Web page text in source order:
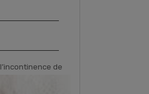
l’incontinence de